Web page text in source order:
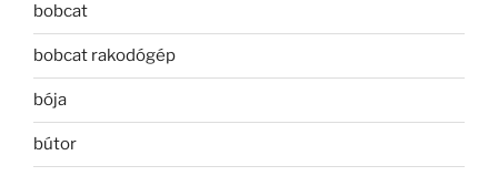
bobcat
bobcat rakodógép
bója
bútor